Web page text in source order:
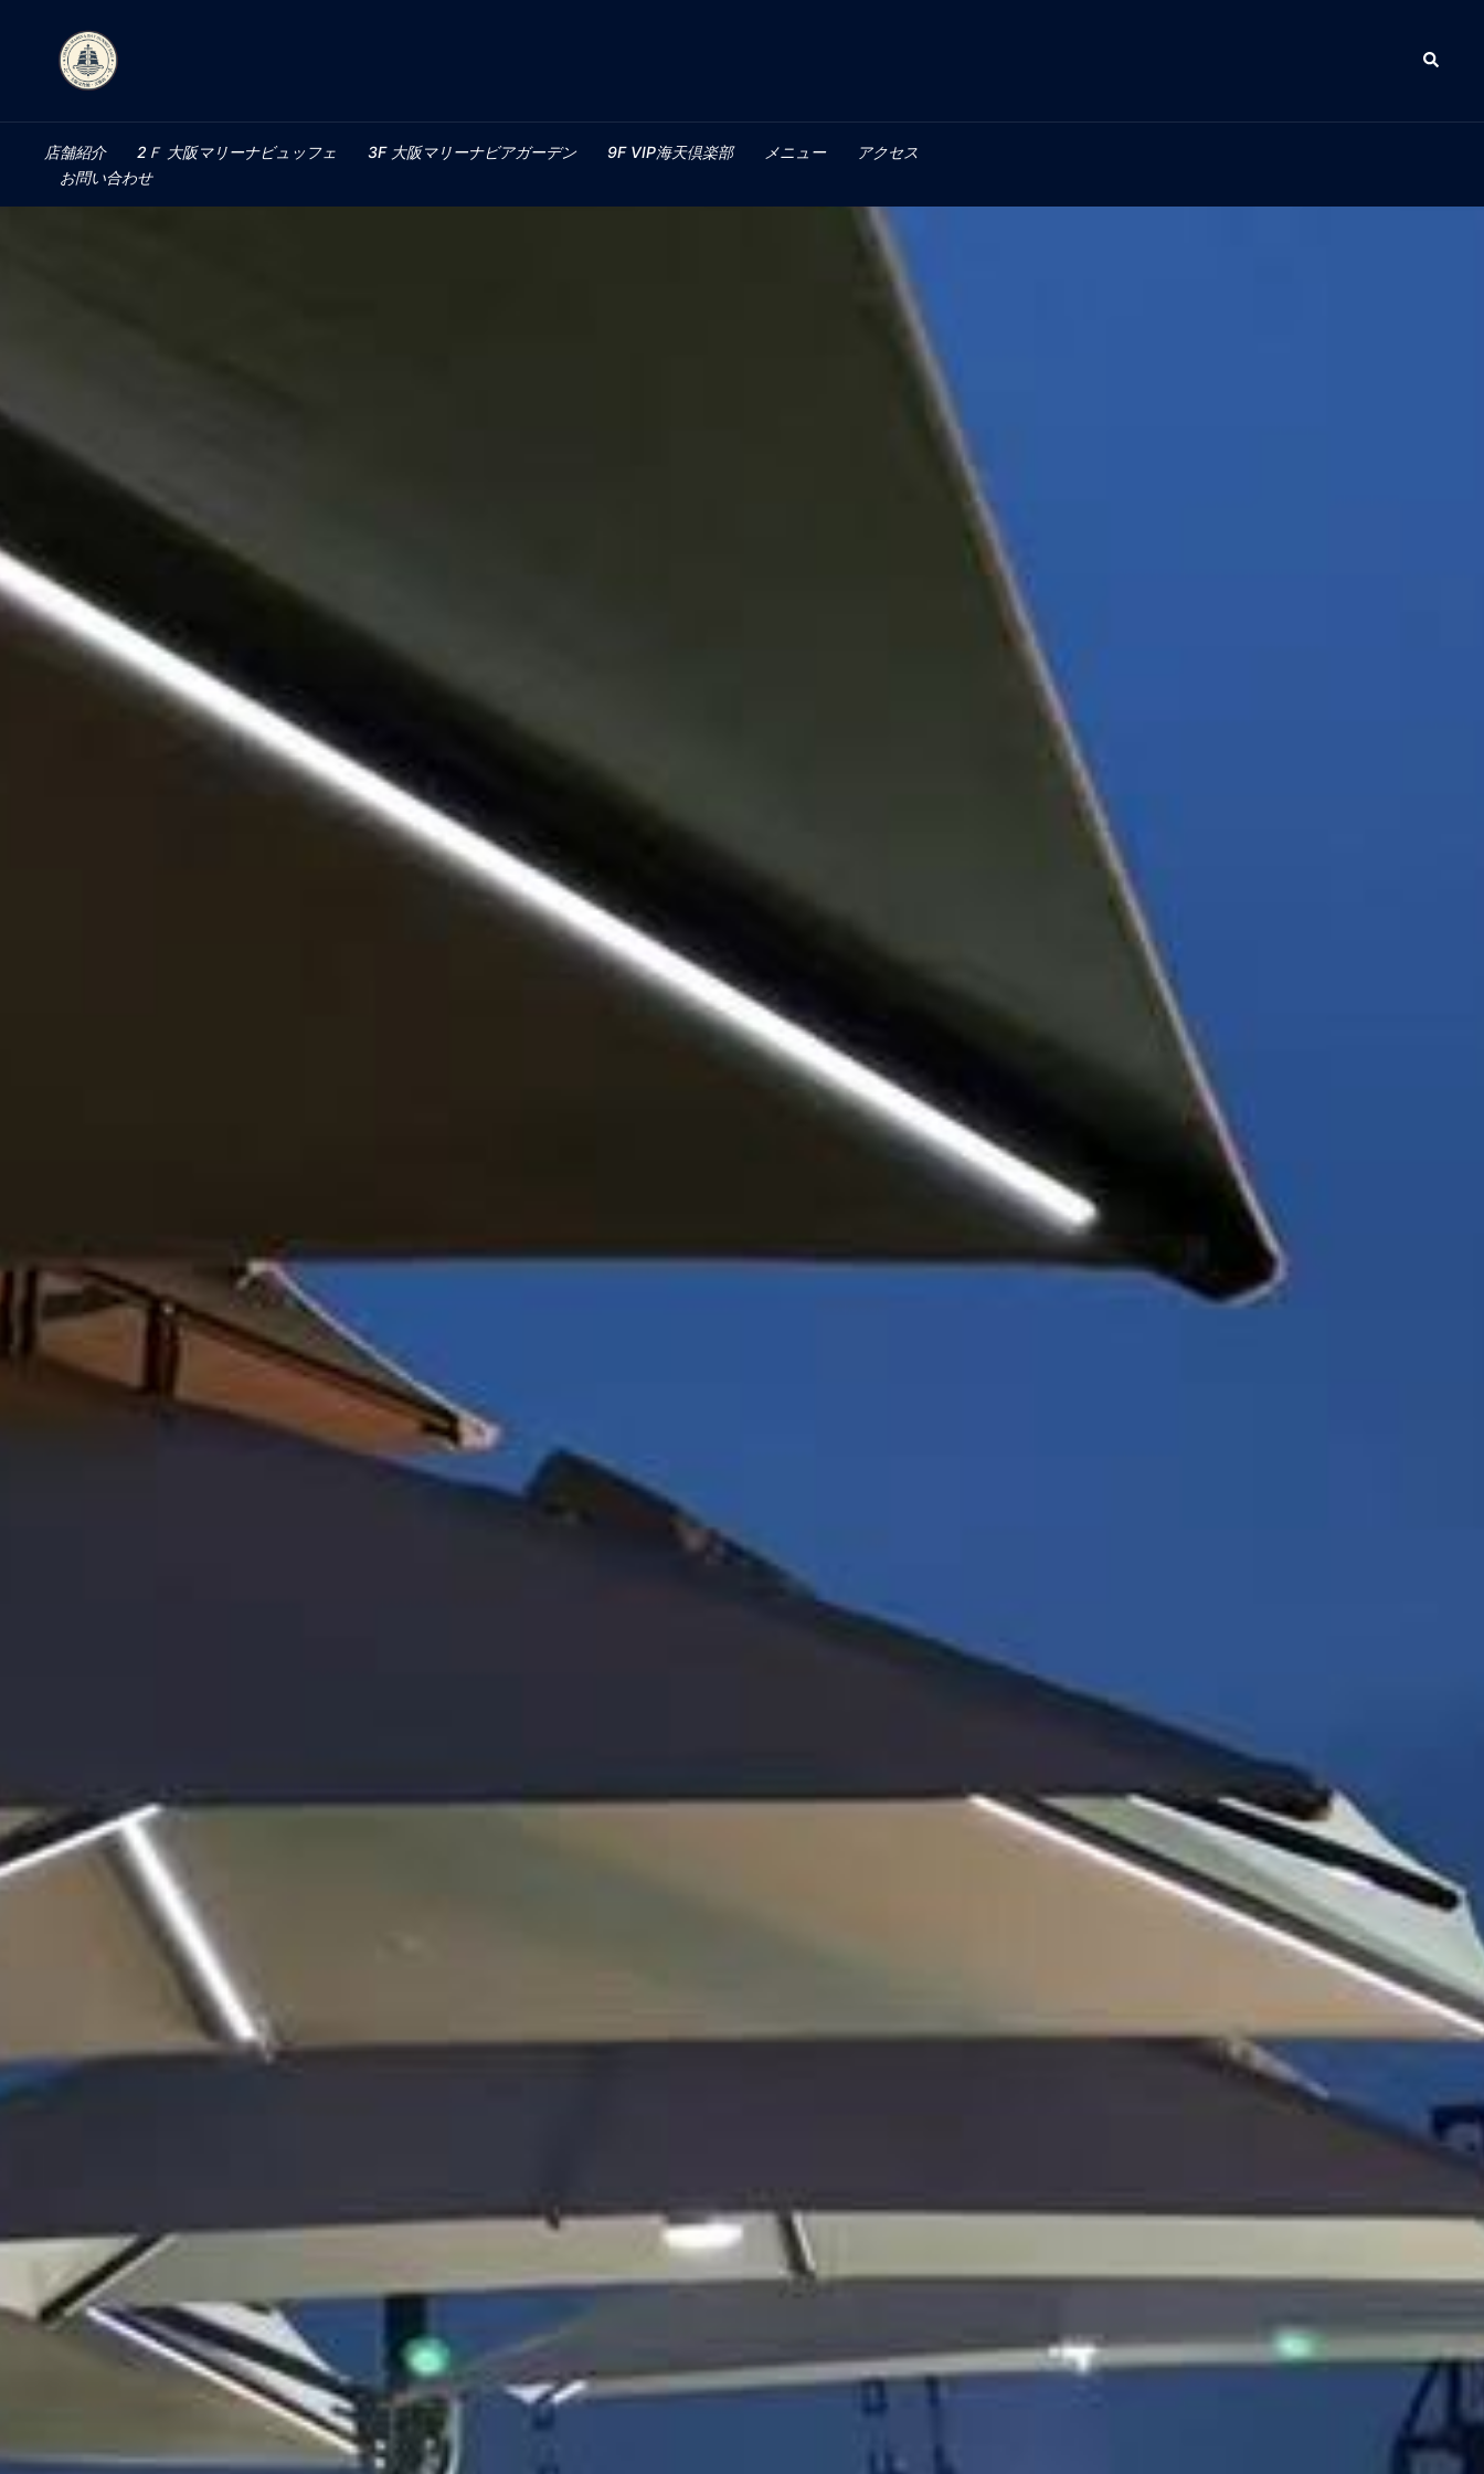
店舗紹介 2Ｆ 大阪マリーナビュッフェ 3F 大阪マリーナビアガーデン 9F VIP海天倶楽部 メニュー
アクセス
お問い合わせ